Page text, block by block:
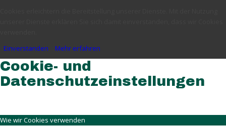
Einverstanden
Mehr erfahren
Cookie- und
Datenschutzeinstellungen
Wie wir Cookies verwenden